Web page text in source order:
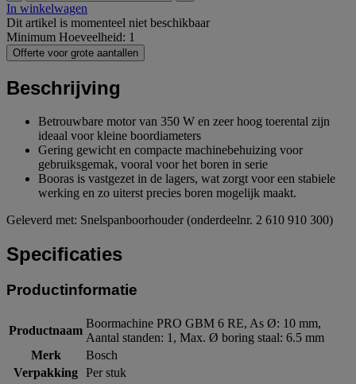
In winkelwagen
Dit artikel is momenteel niet beschikbaar
Minimum Hoeveelheid: 1
Offerte voor grote aantallen
Beschrijving
Betrouwbare motor van 350 W en zeer hoog toerental zijn
ideaal voor kleine boordiameters
Gering gewicht en compacte machinebehuizing voor
gebruiksgemak, vooral voor het boren in serie
Booras is vastgezet in de lagers, wat zorgt voor een stabiele
werking en zo uiterst precies boren mogelijk maakt.
Geleverd met: Snelspanboorhouder (onderdeelnr. 2 610 910 300)
Specificaties
Productinformatie
Productnaam
Boormachine PRO GBM 6 RE, As Ø: 10 mm,
Aantal standen: 1, Max. Ø boring staal: 6.5 mm
Merk
Bosch
Verpakking Per stuk